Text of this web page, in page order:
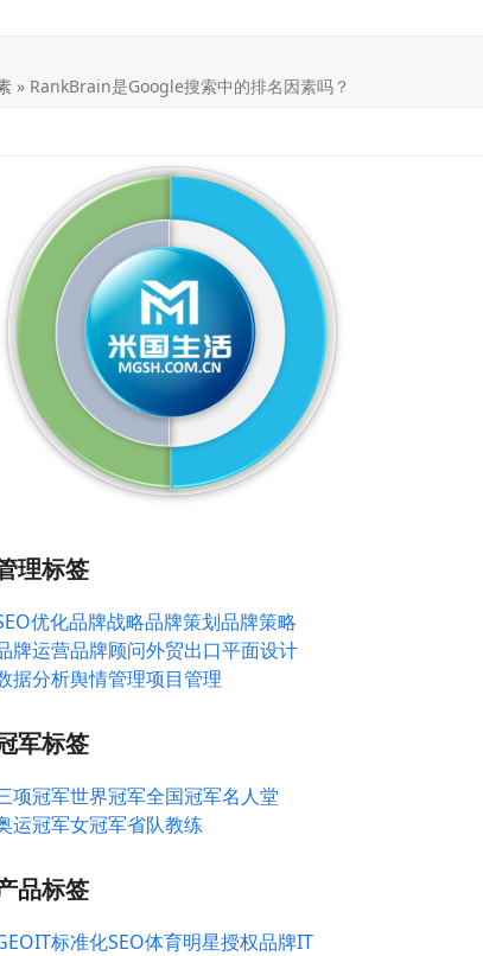
» RankBrain是Google搜索中的排名因素吗？
理标签
优化品牌战略品牌策划品牌策略
牌运营品牌顾问外贸出口平面设计
据分析舆情管理项目管理
军标签
项冠军世界冠军全国冠军名人堂
运冠军女冠军省队教练
品标签
IT标准化SEO体育明星授权品牌IT